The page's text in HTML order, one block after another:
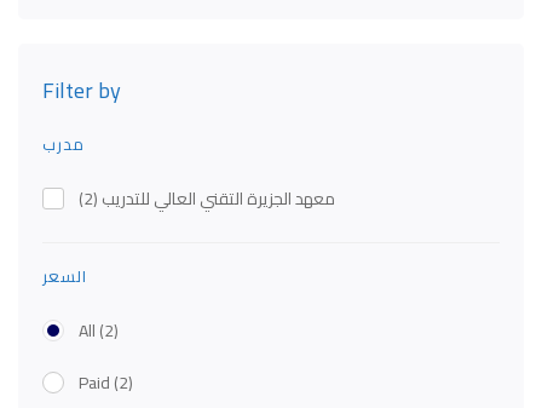
Filter by
مدرب
معهد الجزيرة التقني العالي للتدريب(2)
السعر
All(2)
Paid(2)